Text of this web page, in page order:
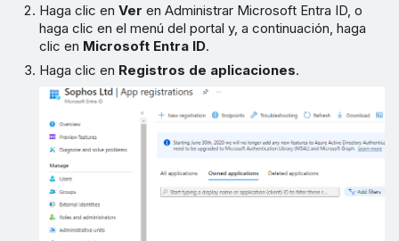
Haga clic enVer en Administrar Microsoft Entra ID, o
haga clic en el menú del portal y, a continuación, haga
clic en Microsoft Entra ID.
Haga clic en Registros de aplicaciones.